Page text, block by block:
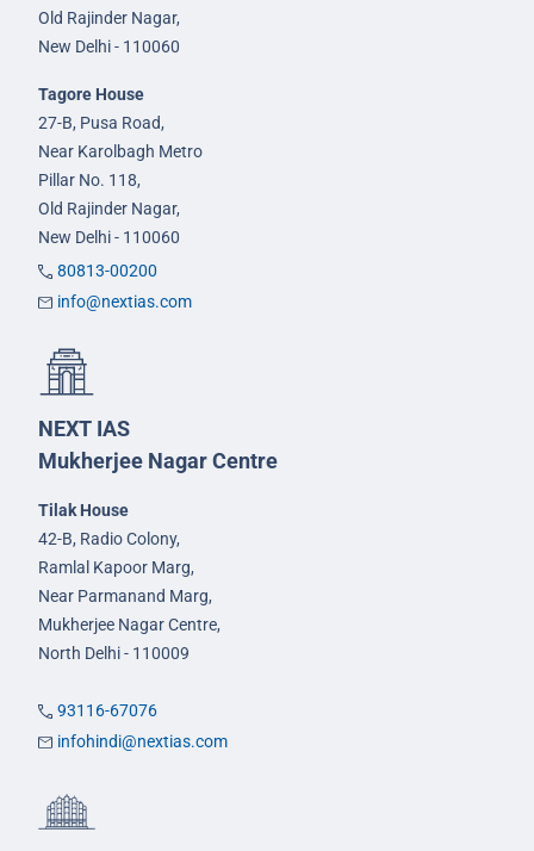
Old Rajinder Nagar,
New Delhi - 110060
Tagore House
27-B, Pusa Road,
Near Karolbagh Metro
Pillar No. 118,
Old Rajinder Nagar,
New Delhi - 110060
80813-00200
info@nextias.com
NEXT IAS
Mukherjee Nagar Centre
Tilak House
42-B, Radio Colony,
Ramlal Kapoor Marg,
Near Parmanand Marg,
Mukherjee Nagar Centre,
North Delhi - 110009
93116-67076
infohindi@nextias.com